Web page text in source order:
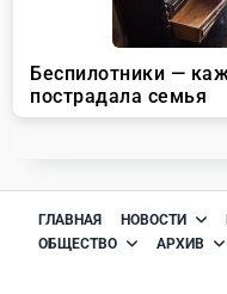
ГЛАВНАЯ НОВОСТИ
ОБЩЕСТВО
АРХИВ